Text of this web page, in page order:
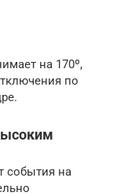
на 170º,
по
события на